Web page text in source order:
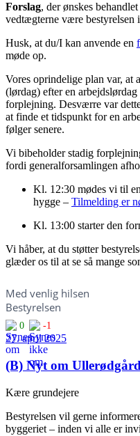
Forslag, der ønskes
vedtægterne være bestyrelsen
Husk, at du/I kan anvende en
møde op.
Vores oprindelige plan var, at
(lørdag) efter en
forplejning. Desværre var
at finde et tidspunkt for en
følger senere.
Vi bibeholder stadig
fordi generalforsamlingen
Kl. 12:30 mødes vi til
hygge – Tilmelding er
Kl. 13:00 starter den
Vi håber, at du støtter
glæder os til at se så mange
Med venlig hilsen
Bestyrelsen
0 -1
27. april 2025
(B) Nyt om
Kære grundejere
Bestyrelsen vil gerne
byggeriet – inden vi alle er